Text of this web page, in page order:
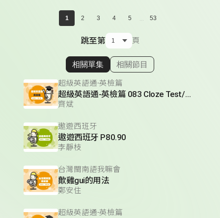
1 2 3 4 5 ... 53
跳至第 頁
顯示相關單集
相關單集 相關節目
超級英語通-英檢篇
超級英語通-英檢篇 083 Cloze Test/段落填空-13
齊斌
遨遊西班牙
遨遊西班牙 P80.90
李靜枝
台灣閩南語我嘛會
歕雞gui的用法
鄭安住
超級英語通-英檢篇